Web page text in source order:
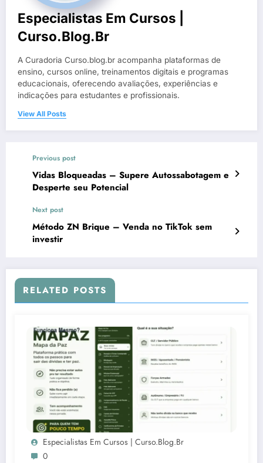
Especialistas Em Cursos |
Curso.blog.br
A Curadoria Curso.blog.br acompanha plataformas de
ensino, cursos online, treinamentos digitais e programas
educacionais, oferecendo avaliações, experiências e
indicações para estudantes e profissionais.
View All Posts
Previous post
Vidas Bloqueadas – Supere Autossabotagem e
Desperte seu Potencial
Next post
Método ZN Brique – Venda no TikTok sem
investir
RELATED POSTS
Especialistas Em Cursos | Curso.blog.br
0